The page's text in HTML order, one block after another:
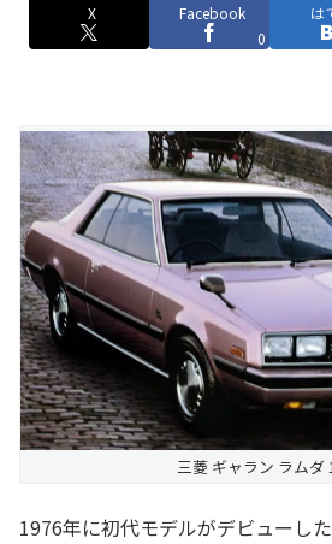
X
Facebook
0
は
三菱 ギャラン ラムダ
1976年に初代モデルがデビューし